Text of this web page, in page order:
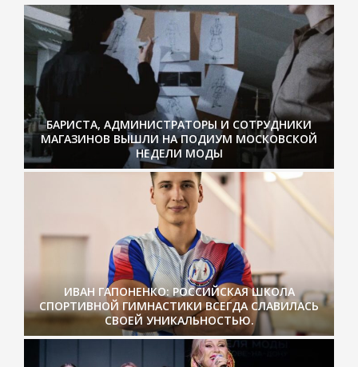
БАРИСТА, АДМИНИСТРАТОРЫ И СОТРУДНИКИ
МАГАЗИНОВ ВЫШЛИ НА ПОДИУМ МОСКОВСКОЙ
НЕДЕЛИ МОДЫ
ИВАН ГАПОНЕНКО: РОССИЙСКАЯ ШКОЛА
СПОРТИВНОЙ ГИМНАСТИКИ ВСЕГДА СЛАВИЛАСЬ
СВОЕЙ УНИКАЛЬНОСТЬЮ.